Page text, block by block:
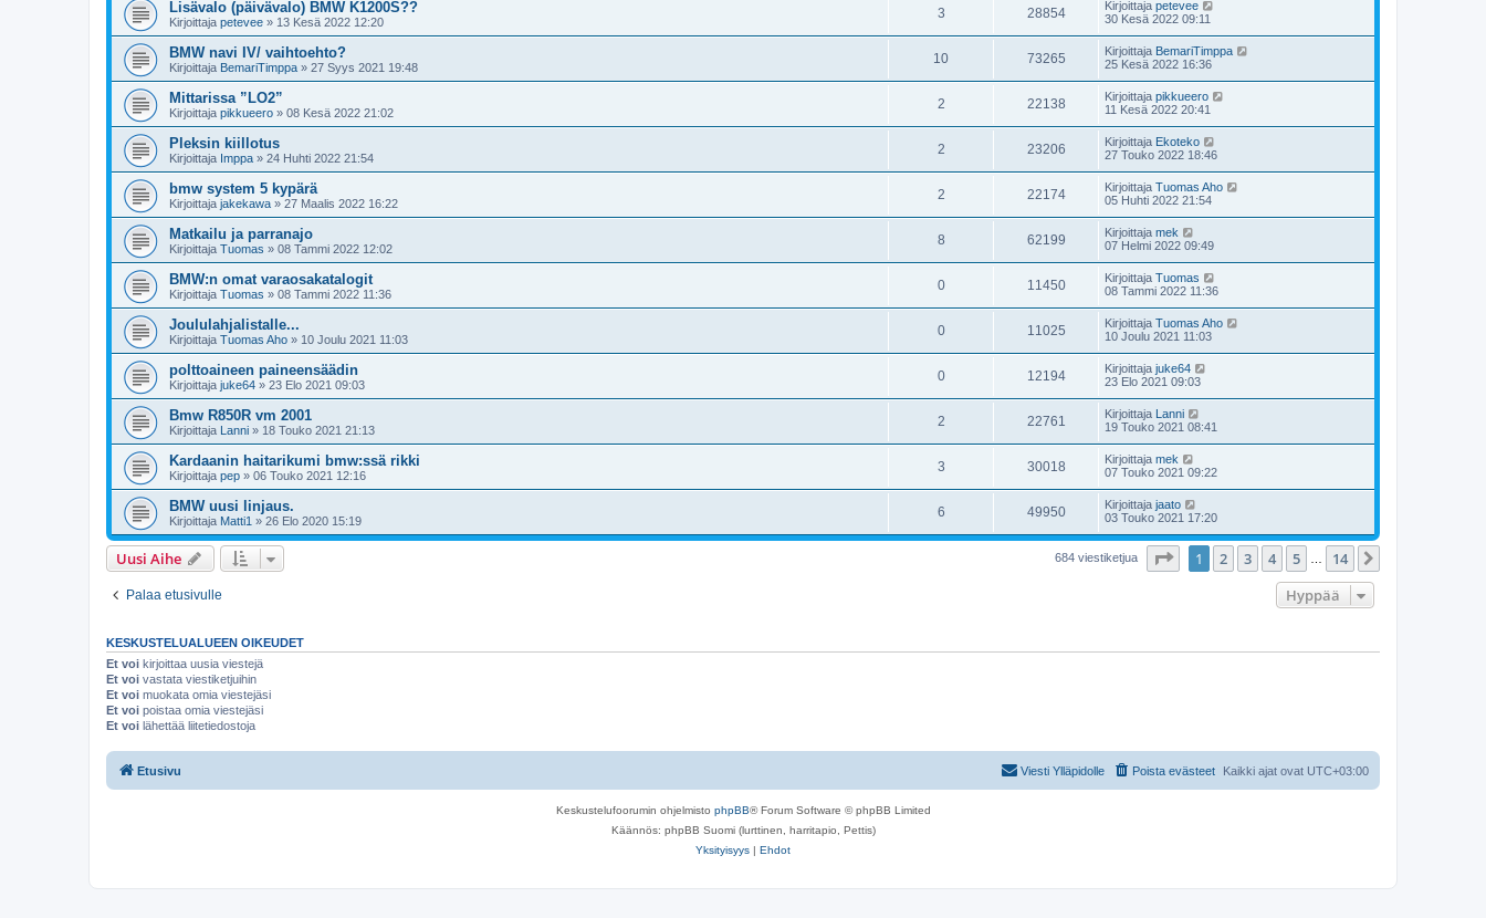
Lisävalo (päivävalo) BMW K1200S??
Kirjoittaja petevee » 13 Kesä 2022 12:20
3 28854 Kirjoittaja petevee
30 Kesä 2022 09:11
BMW navi IV/ vaihtoehto?
Kirjoittaja BemariTimppa » 27 Syys 2021 19:48
10 73265 Kirjoittaja BemariTimppa
25 Kesä 2022 16:36
Mittarissa ”LO2”
Kirjoittaja pikkueero » 08 Kesä 2022 21:02
2 22138 Kirjoittaja pikkueero
11 Kesä 2022 20:41
Pleksin kiillotus
Kirjoittaja Imppa » 24 Huhti 2022 21:54
2 23206 Kirjoittaja Ekoteko
27 Touko 2022 18:46
bmw system 5 kypärä
Kirjoittaja jakekawa » 27 Maalis 2022 16:22
2 22174 Kirjoittaja Tuomas Aho
05 Huhti 2022 21:54
Matkailu ja parranajo
Kirjoittaja Tuomas » 08 Tammi 2022 12:02
8 62199 Kirjoittaja mek
07 Helmi 2022 09:49
BMW:n omat varaosakatalogit
Kirjoittaja Tuomas » 08 Tammi 2022 11:36
0 11450 Kirjoittaja Tuomas
08 Tammi 2022 11:36
Joululahjalistalle...
Kirjoittaja Tuomas Aho » 10 Joulu 2021 11:03
0 11025 Kirjoittaja Tuomas Aho
10 Joulu 2021 11:03
polttoaineen paineensäädin
Kirjoittaja juke64 » 23 Elo 2021 09:03
0 12194 Kirjoittaja juke64
23 Elo 2021 09:03
Bmw R850R vm 2001
Kirjoittaja Lanni » 18 Touko 2021 21:13
2 22761 Kirjoittaja Lanni
19 Touko 2021 08:41
Kardaanin haitarikumi bmw:ssä rikki
Kirjoittaja pep » 06 Touko 2021 12:16
3 30018 Kirjoittaja mek
07 Touko 2021 09:22
BMW uusi linjaus.
Kirjoittaja Matti1 » 26 Elo 2020 15:19
6 49950 Kirjoittaja jaato
03 Touko 2021 17:20
Uusi Aihe 684 viestiketjua Sivu 14
1 2 3 4 5 14
Palaa etusivulle Hyppää
KESKUSTELUALUEEN OIKEUDET
Et voi kirjoittaa uusia viestejä
Et voi vastata viestiketjuihin
Et voi muokata omia viestejäsi
Et voi poistaa omia viestejäsi
Et voi lähettää liitetiedostoja
Etusivu Kaikki ajat ovat UTC+03:00
Poista evästeet
Viesti Ylläpidolle
Keskustelufoorumin ohjelmisto phpBB® Forum Software © phpBB Limited
Käännös: phpBB Suomi (lurttinen, harritapio, Pettis)
Yksityisyys | Ehdot